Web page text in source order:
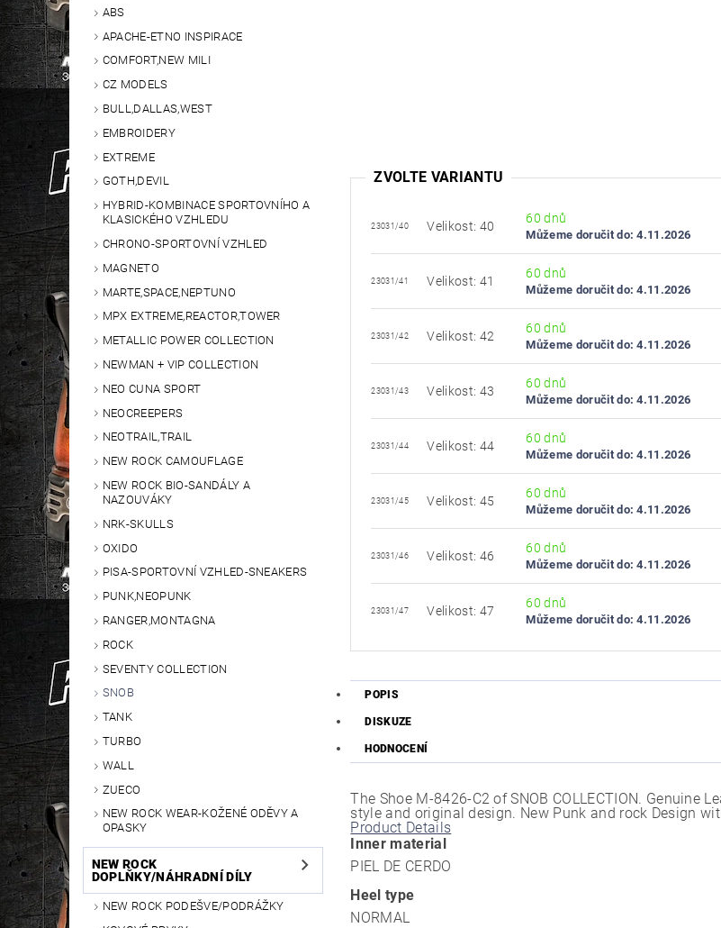
ABS
APACHE-ETNO INSPIRACE
COMFORT,NEW MILI
CZ MODELS
BULL,DALLAS,WEST
EMBROIDERY
EXTREME
GOTH,DEVIL
HYBRID-KOMBINACE SPORTOVNÍHO A
KLASICKÉHO VZHLEDU
CHRONO-SPORTOVNÍ VZHLED
MAGNETO
MARTE,SPACE,NEPTUNO
MPX EXTREME,REACTOR,TOWER
METALLIC POWER COLLECTION
NEWMAN + VIP COLLECTION
NEO CUNA SPORT
NEOCREEPERS
NEOTRAIL,TRAIL
NEW ROCK CAMOUFLAGE
NEW ROCK BIO-SANDÁLY A
NAZOUVÁKY
NRK-SKULLS
OXIDO
PISA-SPORTOVNÍ VZHLED-SNEAKERS
PUNK,NEOPUNK
RANGER,MONTAGNA
ROCK
SEVENTY COLLECTION
SNOB
TANK
TURBO
WALL
ZUECO
NEW ROCK WEAR-KOŽENÉ ODĚVY A
OPASKY
NEW ROCK
DOPLŇKY/NÁHRADNÍ DÍLY
NEW ROCK PODEŠVE/PODRÁŽKY
ZVOLTE VARIANTU
23031/40 Velikost: 40
60 dnů
Můžeme doručit do: 4.11.2026
23031/41 Velikost: 41
60 dnů
Můžeme doručit do: 4.11.2026
23031/42 Velikost: 42
60 dnů
Můžeme doručit do: 4.11.2026
23031/43 Velikost: 43
60 dnů
Můžeme doručit do: 4.11.2026
23031/44 Velikost: 44
60 dnů
Můžeme doručit do: 4.11.2026
23031/45 Velikost: 45
60 dnů
Můžeme doručit do: 4.11.2026
23031/46 Velikost: 46
60 dnů
Můžeme doručit do: 4.11.2026
23031/47 Velikost: 47
60 dnů
Můžeme doručit do: 4.11.2026
POPIS
DISKUZE
HODNOCENÍ
The Shoe M-8426-C2 of SNOB COLLECTION.
style and original design. New Punk and rock Design
Product Details
Inner material
PIEL DE CERDO
Heel type
NORMAL